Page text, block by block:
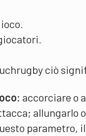
ciò
accorciare o
allungarlo
parametro,